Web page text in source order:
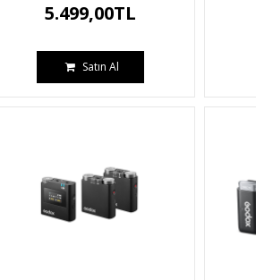
5.499,00TL
Satın Al